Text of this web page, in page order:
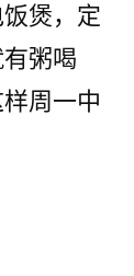
煲，定
粥喝
周一中